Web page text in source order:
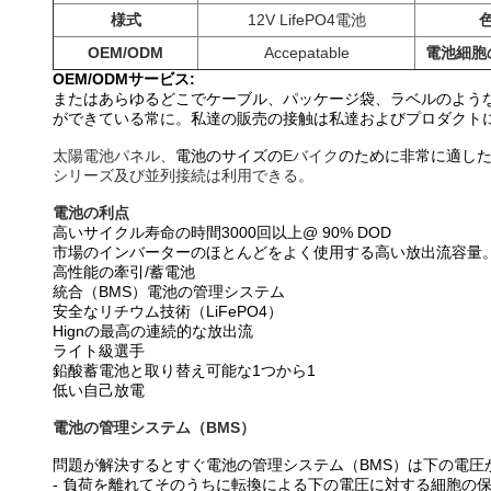
様式 12V LifePO4電池
OEM/ODM
Accepatable
電池細胞
OEM/ODMサービス:
またはあらゆるどこでケーブル、パッケージ袋、ラベルのよ
ができている常に。私達の販売の接触は私達およびプロダク
太陽電池パネル、 電池のサイズのEバイクのために非常に適し
シリーズ及び並列接続は利用できる。
電池の利点
高いサイクル寿命の時間3000回以上@ 90% DOD
市場のインバーターのほとんどをよく使用する高い放出流容量
高性能の牽引/蓄電池
統合（BMS）電池の管理システム
安全なリチウム技術（LiFePO4）
Hignの最高の連続的な放出流
ライト級選手
鉛酸蓄電池と取り替え可能な1つから1
低い自己放電
電池の管理システム（BMS）
問題が解決するとすぐ電池の管理システム（BMS）は下の電
- 負荷を離れてそのうちに転換による下の電圧に対する細胞の